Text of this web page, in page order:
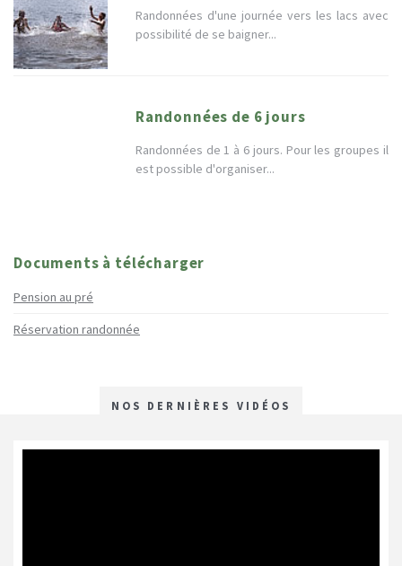
Randonnées d'une journée vers les lacs avec
possibilité de se baigner...
Randonnées de 6 jours
Randonnées de 1 à 6 jours. Pour les groupes il
est possible d'organiser...
Documents à télécharger
Pension au pré
Réservation randonnée
NOS DERNIÈRES VIDÉOS